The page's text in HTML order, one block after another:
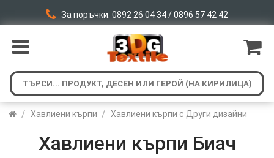
За поръчки: 0892 26 04 34 / 0896 57 42 42
/ Хавлиени кърпи / Хавлиени кърпи с Други дизайни
Хавлиени кърпи Биач